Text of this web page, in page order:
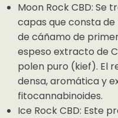
Moon Rock CBD: Se
capas que consta
de cáñamo de
espeso extracto de
polen puro (kief). El
densa, aromática y
fitocannabinoides.
Ice Rock CBD: Este